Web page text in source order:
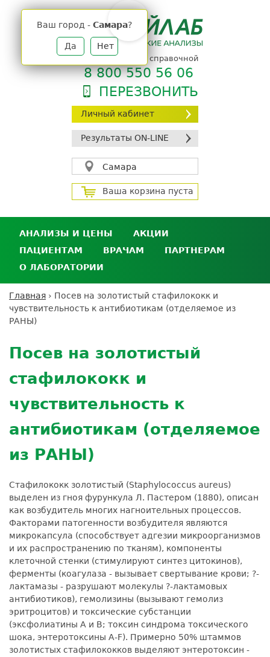
Личный кабинет
Результаты ON-LINE
Самара
Ваш город - Самара?
Да Нет
Ваша корзина пуста
телефон единой справочной
8 800 550 56 06
ПЕРЕЗВОНИТЬ
АНАЛИЗЫ И ЦЕНЫ
Анализы и цены
Где сдать анализы
Выезд на дом
Подготовка к анализам
АКЦИИ
ПАЦИЕНТАМ
Личный кабинет пациента
Дисконтная программа
ДМС
Усиление профилактических мер для
безопасности пациентов
Налоговый вычет
ВРАЧАМ
Сотрудничество
Экскурсия в
ПАРТНЕРАМ
кабинет
партнёра
лабораторию
О ЛАБОРАТОРИИ
Контроль качества
Вакансии
Вы
здесь
Главная › Посев на золотистый стафилококк и
чувствительность к антибиотикам (отделяемое из
РАНЫ)
to
top
Посев на золотистый
стафилококк и
чувствительность к
антибиотикам (отделяемое
из РАНЫ)
Стафилококк золотистый (Staphylococcus aureus)
выделен из гноя фурункула Л. Пастером (1880), описан
как возбудитель многих нагноительных процессов.
Факторами патогенности возбудителя являются
микрокапсула (способствует адгезии микроорганизмов
и их распространению по тканям), компоненты
клеточной стенки (стимулируют синтез цитокинов),
ферменты (коагулаза - вызывает свертывание крови; ?-
лактамазы - разрушают молекулы ?-лактамовых
антибиотиков), гемолизины (вызывают гемолиз
эритроцитов) и токсические субстанции
(эксфолиатины А и В; токсин синдрома токсического
шока, энтеротоксины A-F). Примерно 50% штаммов
золотистых стафилококков выделяют энтеротоксин -